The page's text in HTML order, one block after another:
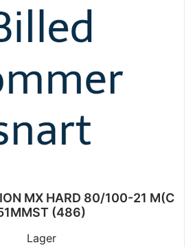
MX HARD 80/100-21 M(C
(486)
Lager